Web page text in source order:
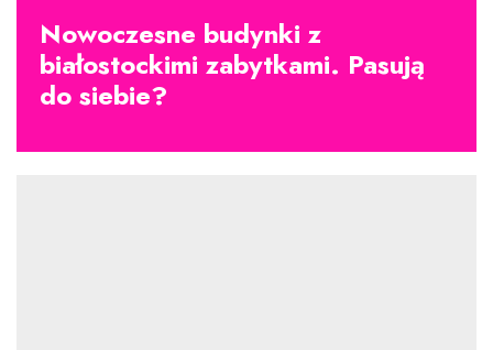
Nowoczesne budynki z
białostockimi zabytkami. Pasują
do siebie?